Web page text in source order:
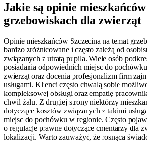
Jakie są opinie
grzebowiskach dla zwierząt
Opinie mieszkańców Szczecina na temat
bardzo zróżnicowane i często zależą od
związanych z utratą pupila. Wiele osób
posiadania odpowiednich miejsc do
zwierząt oraz docenia profesjonalizm firm
usługami. Klienci często chwalą sobie
kompleksowej obsługi oraz empatię
chwil żalu. Z drugiej strony niektórzy
dotyczące kosztów związanych z takimi
miejsc do pochówku w regionie. Często
o regulacje prawne dotyczące cmentarzy dla
lokalizacji. Warto zauważyć, że rosnąca